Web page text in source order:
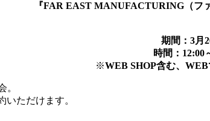
『FAR EAST MANUFACTURING（フ
期間：3月
時間：12:00
※WEB SHOP含む、
。
いただけます。